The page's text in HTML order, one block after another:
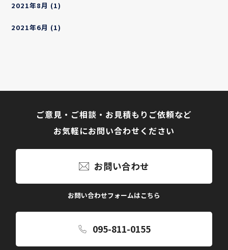
2021年8月 (1)
2021年6月 (1)
ご意見・ご相談・お見積もりご依頼など
お気軽にお問い合わせください
お問い合わせ
お問い合わせフォームはこちら
095-811-0155